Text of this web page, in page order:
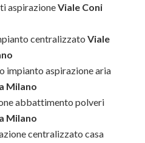
aspirazioneViale Coni
centralizzato Viale
impianto aspirazione aria
Milano
abbattimento polveri
Milano
centralizzato casa